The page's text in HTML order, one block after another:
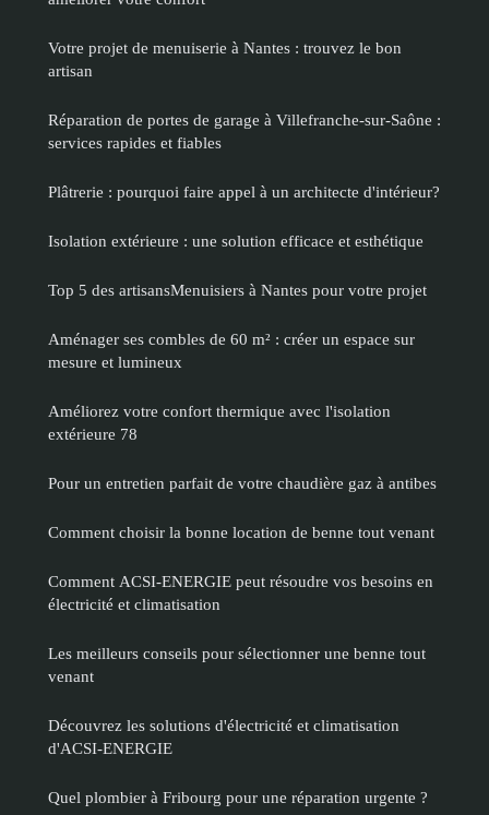
Votre projet de menuiserie à Nantes : trouvez le bon
artisan
Réparation de portes de garage à Villefranche-sur-Saône :
services rapides et fiables
Plâtrerie : pourquoi faire appel à un architecte d'intérieur?
Isolation extérieure : une solution efficace et esthétique
Top 5 des artisansMenuisiers à Nantes pour votre projet
Aménager ses combles de 60 m² : créer un espace sur
mesure et lumineux
Améliorez votre confort thermique avec l'isolation
extérieure 78
Pour un entretien parfait de votre chaudière gaz à antibes
Comment choisir la bonne location de benne tout venant
Comment ACSI-ENERGIE peut résoudre vos besoins en
électricité et climatisation
Les meilleurs conseils pour sélectionner une benne tout
venant
Découvrez les solutions d'électricité et climatisation
d'ACSI-ENERGIE
Quel plombier à Fribourg pour une réparation urgente ?